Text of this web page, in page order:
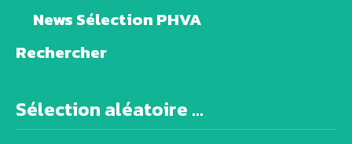
News Sélection PHVA
Rechercher
Sélection aléatoire ...